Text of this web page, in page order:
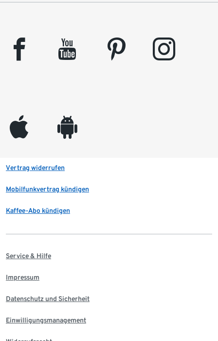
facebook youtube pinterest instagram
appleinc android
Vertrag widerrufen
Mobilfunkvertrag kündigen
Kaffee-Abo kündigen
Service & Hilfe
Impressum
Datenschutz und Sicherheit
Einwilligungsmanagement